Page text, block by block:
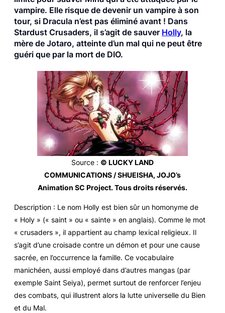
vampire. Elle risque de devenir un vampire à son
tour, si Dracula n’est pas éliminé avant ! Dans
Stardust Crusaders, il s’agit de sauver Holly, la
mère de Jotaro, atteinte d’un mal qui ne peut être
guéri que par la mort de DIO.
Source : © LUCKY LAND
COMMUNICATIONS / SHUEISHA, JOJO’s
Animation SC Project. Tous droits réservés.
Description : Le nom Holly est bien sûr un homonyme de
« Holy » (« saint » ou « sainte » en anglais). Comme le mot
« crusaders », il appartient au champ lexical religieux. Il
s’agit d’une croisade contre un démon et pour une cause
sacrée, en l’occurrence la famille. Ce vocabulaire
manichéen, aussi employé dans d’autres mangas (par
exemple Saint Seiya), permet surtout de renforcer l’enjeu
des combats, qui illustrent alors la lutte universelle du Bien
et du Mal.